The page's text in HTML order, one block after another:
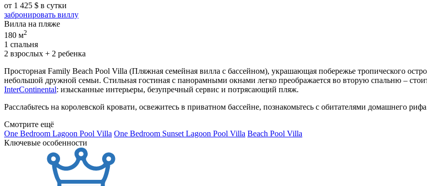
от 1 425 $ в сутки
забронировать виллу
Вилла на пляже
180 м2
1 спальня
2 взрослых + 2 ребенка
Просторная Family Beach Pool Villa (Пляжная семейная вилла с бассейном), украшающая побережье тропического
небольшой дружной семьи. Стильная гостиная с панорамными окнами легко преображается во вторую спальню –
InterContinental: изысканные интерьеры, безупречный сервис и потрясающий пляж.
Расслабьтесь на королевской кровати, освежитесь в приватном бассейне, познакомьтесь с обитателями домашнего
Смотрите ещё
One Bedroom Lagoon Pool Villa One Bedroom Sunset Lagoon Pool Villa Beach Pool Villa
Ключевые особенности